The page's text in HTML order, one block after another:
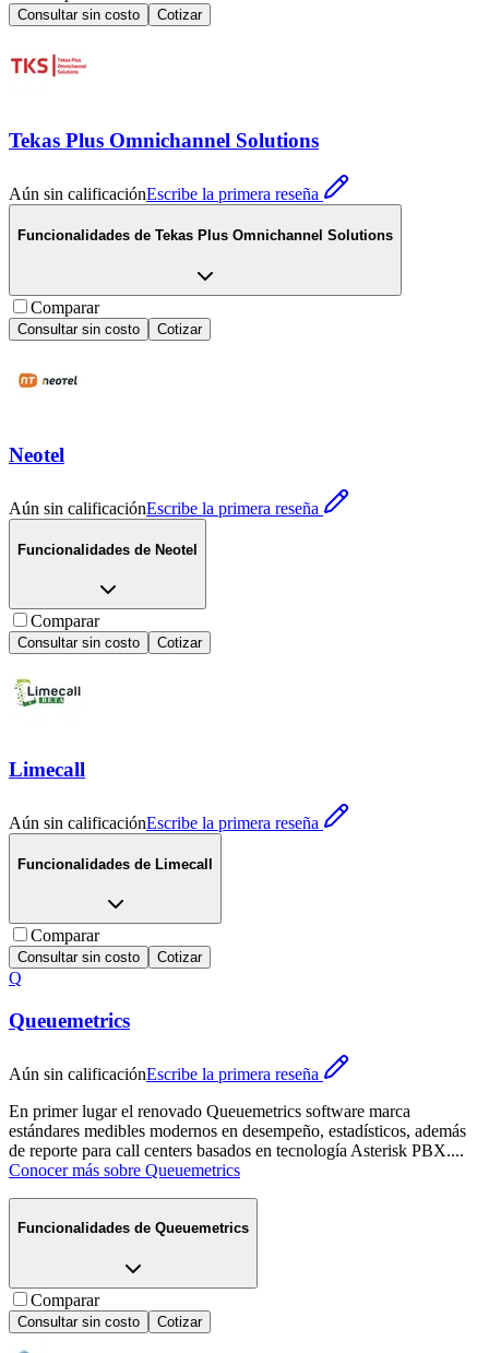
Consultar sin costo Cotizar
Tekas Plus Omnichannel Solutions
Aún sin calificaciónEscribe la primera reseña
Funcionalidades de Tekas Plus Omnichannel Solutions
Comparar
Consultar sin costo Cotizar
Neotel
Aún sin calificaciónEscribe la primera reseña
Funcionalidades de Neotel
Comparar
Consultar sin costo Cotizar
Limecall
Aún sin calificaciónEscribe la primera reseña
Funcionalidades de Limecall
Comparar
Consultar sin costo Cotizar
Q
Queuemetrics
Aún sin calificaciónEscribe la primera reseña
En primer lugar el renovado Queuemetrics software marca
estándares medibles modernos en desempeño, estadísticos, además
de reporte para call centers basados en tecnología Asterisk PBX....
Conocer más sobre Queuemetrics
Funcionalidades de Queuemetrics
Comparar
Consultar sin costo Cotizar